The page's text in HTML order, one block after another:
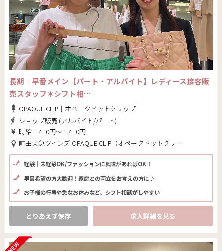
長期｜早番メイン【パート・アルバイト】レディース接客販
売スタッフ＊シフト相…
OPAQUE.CLIP｜オペークドットクリップ
ショップ販売 (アルバイト/パート)
時給 1,410円～ 1,410円
町田東急ツインズ OPAQUE.CLIP（オペークドットクリップ）(東京都 町田市)
経験｜未経験OK/ファッションに興味があればOK！
早番希望の方大歓迎！家庭との両立をお考えの方に♪
お子様の行事や急なお休みなど、シフト相談がしやすい
とりあえず保存 求人詳細を見る